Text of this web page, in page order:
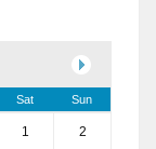
Sat Sun
1 2